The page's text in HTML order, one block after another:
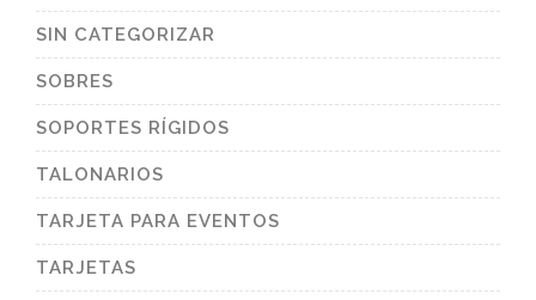
SIN CATEGORIZAR
SOBRES
SOPORTES RÍGIDOS
TALONARIOS
TARJETA PARA EVENTOS
TARJETAS